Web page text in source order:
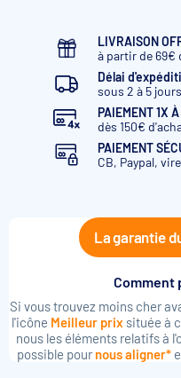
LIVRAISON
à partir de 69€
Délai
sous 2 à 5 jours
PAIEMENT 1X
dès 150€
PAIEMENT
CB, Paypal,
La garantie
Comment
Si vous trouvez moins cher
l'icône Meilleur prixsituée à
nous les éléments relatifs à
possible pour nous aligner*